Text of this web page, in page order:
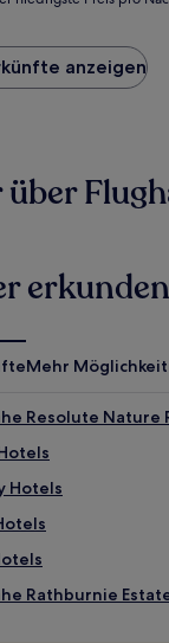
anzeigen
erkunden
Mehr
Resolute Nature
Hotels
Rathburnie